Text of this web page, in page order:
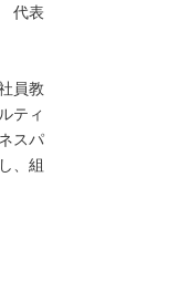
代表
員教
ティ
スパ
、組